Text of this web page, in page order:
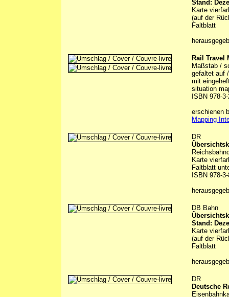
Stand:
Karte
(auf der
Faltblatt
Rail Travel
Maßstab /
gefaltet auf
mit
situation
ISBN 978-
erschienen
Mapping
DR
Karte
Faltblatt
ISBN 978-
DB Bahn
Stand:
Karte
(auf der
Faltblatt
DR
Deutsche